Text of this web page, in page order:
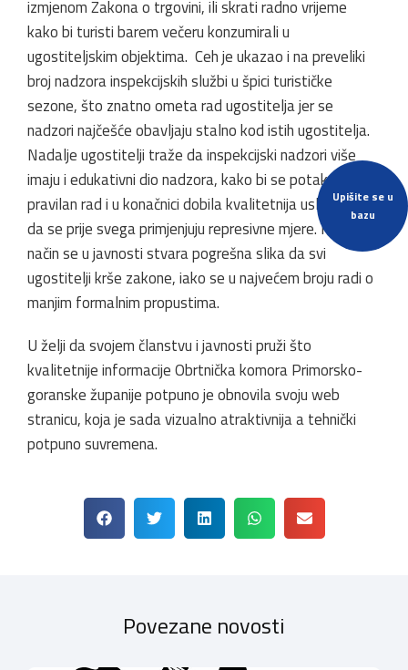
Upišite se u
bazu
izmjenom Zakona o trgovini, ili skrati radno vrijeme
kako bi turisti barem večeru konzumirali u
ugostiteljskim objektima. Ceh je ukazao i na preveliki
broj nadzora inspekcijskih službi u špici turističke
sezone, što znatno ometa rad ugostitelja jer se
nadzori najčešće obavljaju stalno kod istih ugostitelja.
Nadalje ugostitelji traže da inspekcijski nadzori više
imaju i edukativni dio nadzora, kako bi se potaknuo
pravilan rad i u konačnici dobila kvalitetnija usluga, a ne
da se prije svega primjenjuju represivne mjere. Na taj
način se u javnosti stvara pogrešna slika da svi
ugostitelji krše zakone, iako se u najvećem broju radi o
manjim formalnim propustima.
U želji da svojem članstvu i javnosti pruži što
kvalitetnije informacije Obrtnička komora Primorsko-
goranske županije potpuno je obnovila svoju web
stranicu, koja je sada vizualno atraktivnija a tehnički
potpuno suvremena.
Povezane novosti